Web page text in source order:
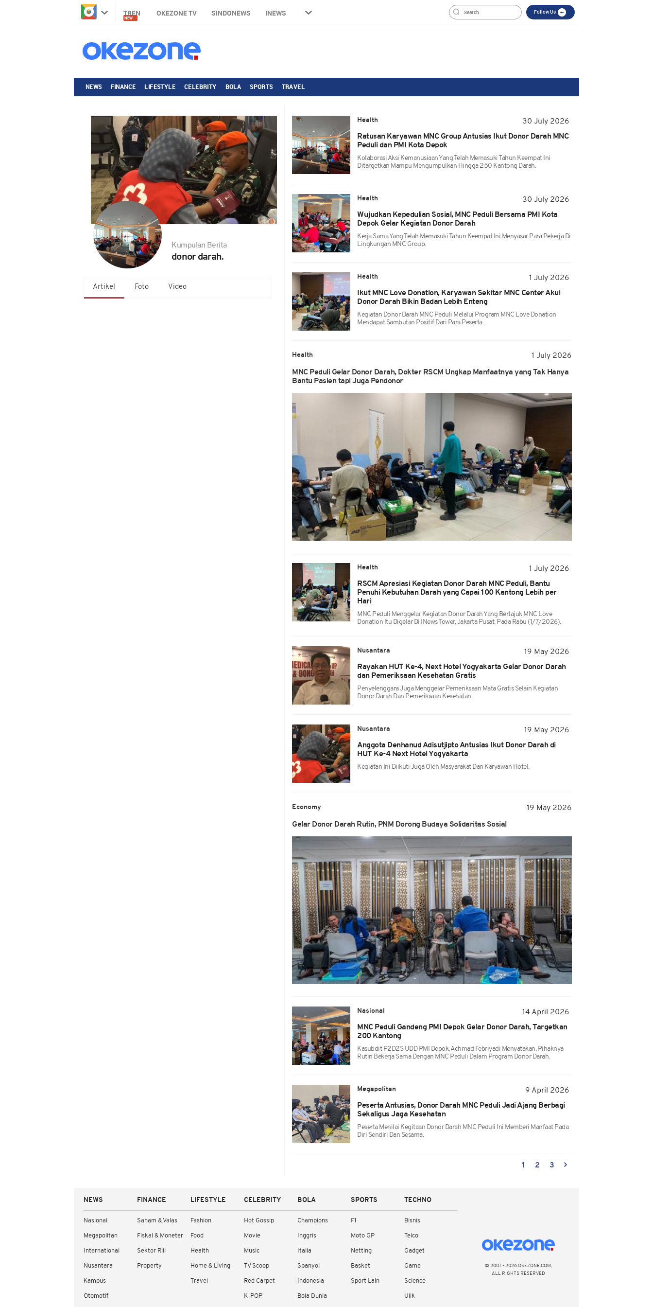
TREN
NEW
OKEZONE TV SINDONEWS INEWS Follow Us
NEWS FINANCE LIFESTYLE CELEBRITY BOLA SPORTS TRAVEL
Kumpulan Berita
donor darah.
Artikel Foto Video
Health
30 July 2026
Ratusan Karyawan MNC Group Antusias Ikut Donor Darah MNC
Peduli dan PMI Kota Depok
Kolaborasi Aksi Kemanusiaan Yang Telah Memasuki Tahun Keempat Ini
Ditargetkan Mampu Mengumpulkan Hingga 250 Kantong Darah.
Health
30 July 2026
Wujudkan Kepedulian Sosial, MNC Peduli Bersama PMI Kota
Depok Gelar Kegiatan Donor Darah
Kerja Sama Yang Telah Memasuki Tahun Keempat Ini Menyasar Para Pekerja Di
Lingkungan MNC Group.
Health
1 July 2026
Ikut MNC Love Donation, Karyawan Sekitar MNC Center Akui
Donor Darah Bikin Badan Lebih Enteng
Kegiatan Donor Darah MNC Peduli Melalui Program MNC Love Donation
Mendapat Sambutan Positif Dari Para Peserta.
Health 1 July 2026
MNC Peduli Gelar Donor Darah, Dokter RSCM Ungkap Manfaatnya yang Tak Hanya
Bantu Pasien tapi Juga Pendonor
Health
1 July 2026
RSCM Apresiasi Kegiatan Donor Darah MNC Peduli, Bantu
Penuhi Kebutuhan Darah yang Capai 100 Kantong Lebih per
Hari
MNC Peduli Menggelar Kegiatan Donor Darah Yang Bertajuk MNC Love
Donation Itu Digelar Di INews Tower, Jakarta Pusat, Pada Rabu (1/7/2026).
Nusantara
19 May 2026
Rayakan HUT Ke-4, Next Hotel Yogyakarta Gelar Donor Darah
dan Pemeriksaan Kesehatan Gratis
Penyelenggara Juga Menggelar Pemeriksaan Mata Gratis Selain Kegiatan
Donor Darah Dan Pemeriksaan Kesehatan.
Nusantara
19 May 2026
Anggota Denhanud Adisutjipto Antusias Ikut Donor Darah di
HUT Ke-4 Next Hotel Yogyakarta
Kegiatan Ini Diikuti Juga Oleh Masyarakat Dan Karyawan Hotel.
Economy 19 May 2026
Gelar Donor Darah Rutin, PNM Dorong Budaya Solidaritas Sosial
Nasional
14 April 2026
MNC Peduli Gandeng PMI Depok Gelar Donor Darah, Targetkan
200 Kantong
Kasubdit P2D2S UDD PMI Depok, Achmad Febriyadi Menyatakan, Pihaknya
Rutin Bekerja Sama Dengan MNC Peduli Dalam Program Donor Darah.
Megapolitan
9 April 2026
Peserta Antusias, Donor Darah MNC Peduli Jadi Ajang Berbagi
Sekaligus Jaga Kesehatan
Peserta Menilai Kegitaan Donor Darah MNC Peduli Ini Memberi Manfaat Pada
Diri Sendiri Dan Sesama.
1 2 3
NEWS
Nasional
Megapolitan
International
Nusantara
Kampus
Otomotif
FINANCE
Saham & Valas
Fiskal & Moneter
Sektor Riil
Property
LIFESTYLE
Fashion
Food
Health
Home & Living
Travel
CELEBRITY
Hot Gossip
Movie
Music
TV Scoop
Red Carpet
K-POP
BOLA
Champions
Inggris
Italia
Spanyol
Indonesia
Bola Dunia
SPORTS
F1
Moto GP
Netting
Basket
Sport Lain
TECHNO
Bisnis
Telco
Gadget
Game
Science
Ulik
© 2007 - 2026 OKEZONE.COM,
ALL RIGHTS RESERVED